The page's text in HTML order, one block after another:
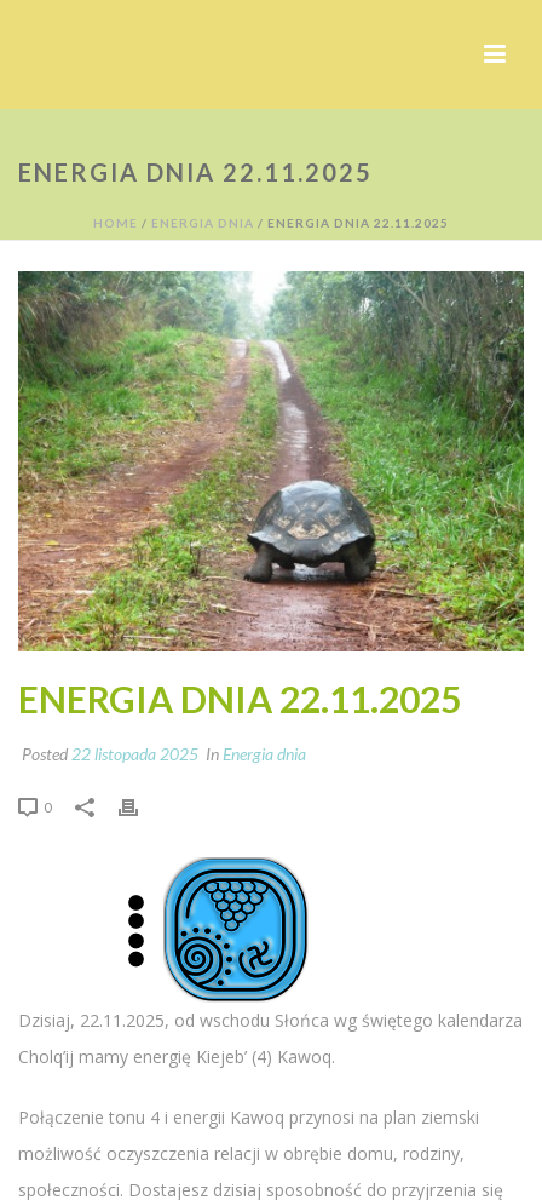
ENERGIA DNIA 22.11.2025
HOME / ENERGIA DNIA / ENERGIA DNIA 22.11.2025
ENERGIA DNIA 22.11.2025
Posted 22 listopada 2025 In Energia dnia
0
Dzisiaj, 22.11.2025, od wschodu Słońca wg świętego kalendarza
Cholq’ij mamy energię Kiejeb’ (4) Kawoq.
Połączenie tonu 4 i energii Kawoq przynosi na plan ziemski
możliwość oczyszczenia relacji w obrębie domu, rodziny,
społeczności. Dostajesz dzisiaj sposobność do przyjrzenia się